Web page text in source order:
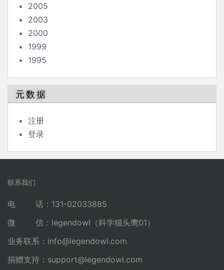
2005
2003
2000
1999
1995
元数据
注册
登录
联系我们
电 话：131-02033885
微 信：legendowl（科学猫头鹰01）
业务联系： info@legendowl.com
捐赠支持： support@legendowl.com